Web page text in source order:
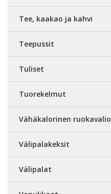
Tee, kaakao ja kahvi
Teepussit
Tuliset
Tuorekelmut
Vähäkalorinen ruokavalio
Välipalakeksit
Välipalat